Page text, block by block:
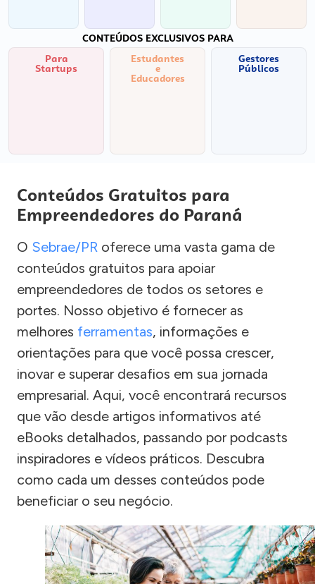
CONTEÚDOS EXCLUSIVOS PARA
Para
Startups
Estudantes
e
Educadores
Gestores
Públicos
Conteúdos Gratuitos para
Empreendedores do Paraná
O Sebrae/PR oferece uma vasta gama de
conteúdos gratuitos para apoiar
empreendedores de todos os setores e
portes. Nosso objetivo é fornecer as
melhores ferramentas, informações e
orientações para que você possa crescer,
inovar e superar desafios em sua jornada
empresarial. Aqui, você encontrará recursos
que vão desde artigos informativos até
eBooks detalhados, passando por podcasts
inspiradores e vídeos práticos. Descubra
como cada um desses conteúdos pode
beneficiar o seu negócio.